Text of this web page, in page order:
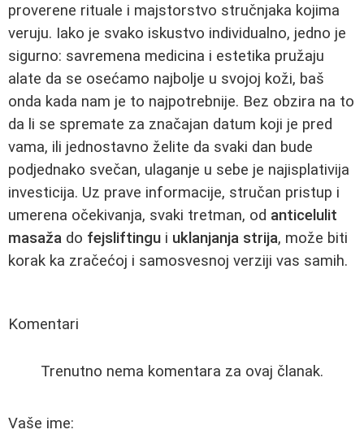
proverene rituale i majstorstvo stručnjaka kojima
veruju. Iako je svako iskustvo individualno, jedno je
sigurno: savremena medicina i estetika pružaju
alate da se osećamo najbolje u svojoj koži, baš
onda kada nam je to najpotrebnije. Bez obzira na to
da li se spremate za značajan datum koji je pred
vama, ili jednostavno želite da svaki dan bude
podjednako svečan, ulaganje u sebe je najisplativija
investicija. Uz prave informacije, stručan pristup i
umerena očekivanja, svaki tretman, od anticelulit
masaža do fejsliftingu i uklanjanja strija, može biti
korak ka zračećoj i samosvesnoj verziji vas samih.
Komentari
Trenutno nema komentara za ovaj članak.
Vaše ime: